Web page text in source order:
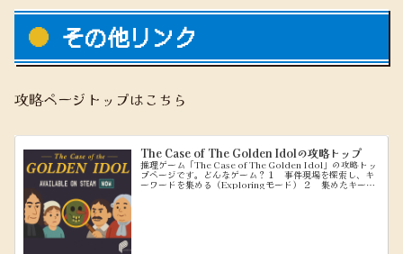
その他リンク
攻略ページトップはこちら
The Case of The Golden Idolの攻略トップ
推理ゲーム「The Case of The Golden Idol」の攻略トッ
プページです。どんなゲーム？１ 事件現場を探索し、キ
ーワードを集める（Exploringモード） ２ 集めたキーワ